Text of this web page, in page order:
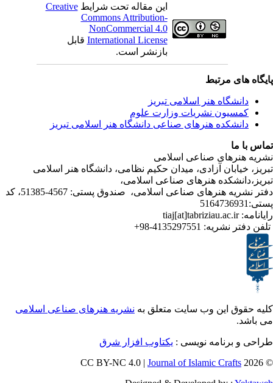
این مقاله تحت شرایطCreative
Commons Attribution-
NonCommercial 4.0
International Licenseقابل
بازنشر است.
مرتبط
هنر اسلامی تبریز
نشریات وزارت علوم
هنرهای صناعی دانشگاه هنر اسلامی تبریز
صناعی اسلامی
آزادی، میدان حکیم نظامی، دانشگاه هنر اسلامی
هنرهای صناعی اسلامی،
دفتر نشریه هنرهای صناعی اسلامی، صندوق پستی: 4567-51385، کد
نشریه:4135297551-98+
این وب سایت متعلق بهنشریه هنرهای صناعی اسلامی
نویسی : یکتاوب افزار شرق
Journal of Islamic